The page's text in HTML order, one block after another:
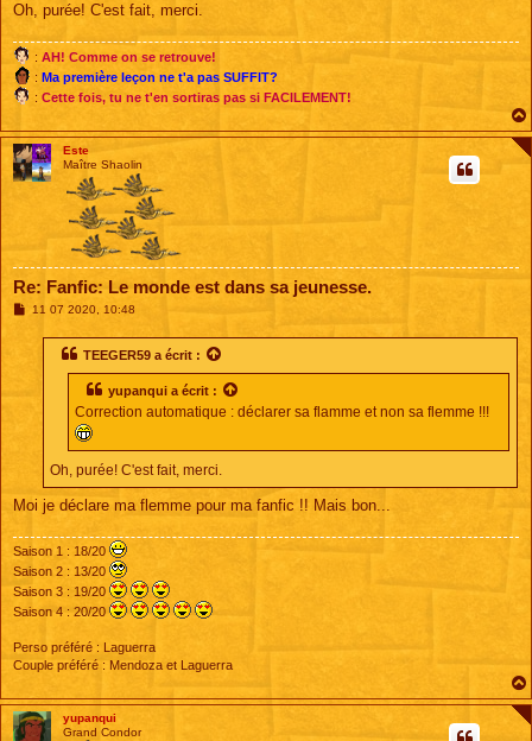
Oh, purée! C'est fait, merci.
: AH! Comme on se retrouve!
: Ma première leçon ne t'a pas SUFFIT?
: Cette fois, tu ne t'en sortiras pas si FACILEMENT!
Este
Maître Shaolin
Re: Fanfic: Le monde est dans sa jeunesse.
M11 07 2020, 10:48
TEEGER59 a écrit :
yupanqui a écrit :
Correction automatique : déclarer sa flamme et non sa flemme !!!
Oh, purée! C'est fait, merci.
Moi je déclare ma flemme pour ma fanfic !! Mais bon...
Saison 1 : 18/20
Saison 2 : 13/20
Saison 3 : 19/20
Saison 4 : 20/20
Perso préféré : Laguerra
Couple préféré : Mendoza et Laguerra
yupanqui
Grand Condor